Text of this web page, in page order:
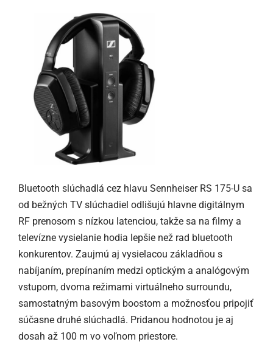
Bluetooth slúchadlá cez hlavu Sennheiser RS 175-U sa
od bežných TV slúchadiel odlišujú hlavne digitálnym
RF prenosom s nízkou latenciou, takže sa na filmy a
televízne vysielanie hodia lepšie než rad bluetooth
konkurentov. Zaujmú aj vysielacou základňou s
nabíjaním, prepínaním medzi optickým a analógovým
vstupom, dvoma režimami virtuálneho surroundu,
samostatným basovým boostom a možnosťou pripojiť
súčasne druhé slúchadlá. Pridanou hodnotou je aj
dosah až 100 m vo voľnom priestore.